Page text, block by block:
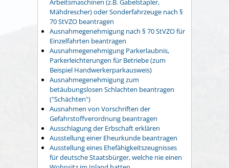
Mähdrescher) oder Sonderfahrzeuge nach §
70 StVZO beantragen
Ausnahmegenehmigung nach § 70 StVZO für
Einzelfahrten beantragen
Ausnahmegenehmigung Parkerlaubnis,
Parkerleichterungen für Betriebe (zum
Beispiel Handwerkerparkausweis)
Ausnahmegenehmigung zum
betäubungslosen Schlachten beantragen
("Schächten")
Ausnahmen von Vorschriften der
Gefahrstoffverordnung beantragen
Ausschlagung der Erbschaft erklären
Ausstellung einer Eheurkunde beantragen
Ausstellung eines Ehefähigkeitszeugnisses
für deutsche Staatsbürger, welche nie einen